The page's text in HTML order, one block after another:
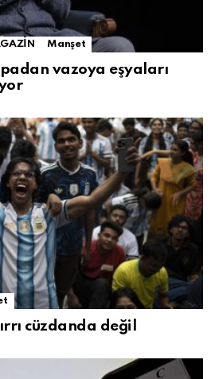
Manşet
vazoya eşyaları
cüzdanda değil